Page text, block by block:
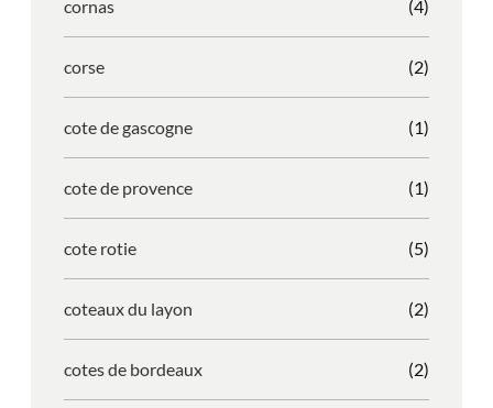
cornas (4)
corse (2)
cote de gascogne (1)
cote de provence (1)
cote rotie (5)
coteaux du layon (2)
cotes de bordeaux (2)